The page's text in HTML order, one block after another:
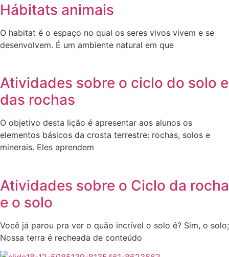
Hábitats animais
O habitat é o espaço no qual os seres vivos vivem e se
desenvolvem. É um ambiente natural em que
Atividades sobre o ciclo do solo e
das rochas
O objetivo desta lição é apresentar aos alunos os
elementos básicos da crosta terrestre: rochas, solos e
minerais. Eles aprendem
Atividades sobre o Ciclo da rocha
e o solo
Você já parou pra ver o quão incrível o solo é? Sim, o solo;
Nossa terra é recheada de conteúdo